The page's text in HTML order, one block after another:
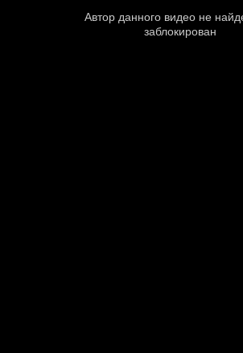
Автор данного видео не
заблокирован